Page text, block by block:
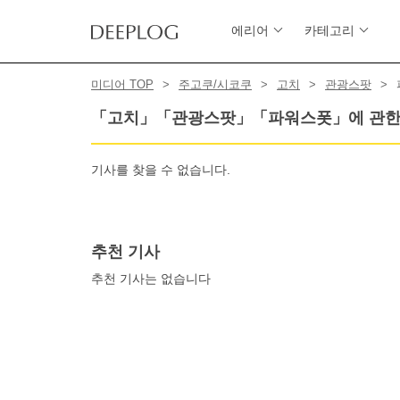
에리어 카테고리
미디어 TOP 주고쿠/시코쿠 고치 관광스팟
「고치」「관광스팟」「파워스폿」에 관
기사를 찾을 수 없습니다.
추천 기사
추천 기사는 없습니다